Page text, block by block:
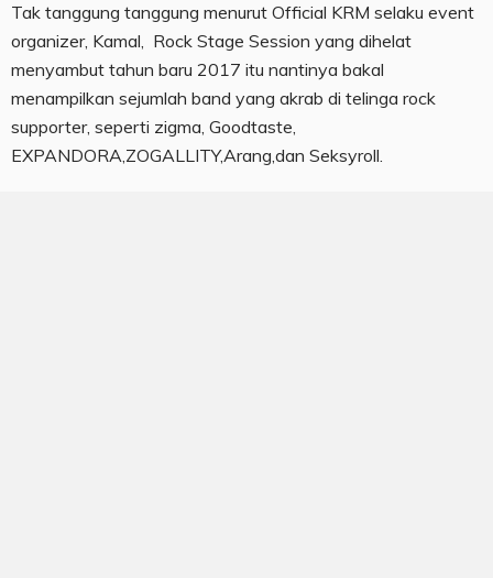
Tak tanggung tanggung menurut Official KRM selaku event
organizer, Kamal, Rock Stage Session yang dihelat
menyambut tahun baru 2017 itu nantinya bakal
menampilkan sejumlah band yang akrab di telinga rock
supporter, seperti zigma, Goodtaste,
EXPANDORA,ZOGALLITY,Arang,dan Seksyroll.